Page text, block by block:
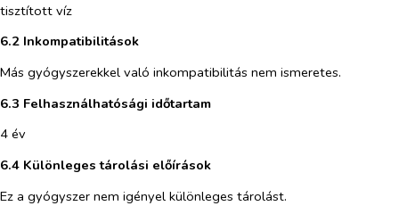
tisztított víz
6.2 Inkompatibilitások
Más gyógyszerekkel való inkompatibilitás nem ismeretes.
6.3 Felhasználhatósági időtartam
4 év
6.4 Különleges tárolási előírások
Ez a gyógyszer nem igényel különleges tárolást.